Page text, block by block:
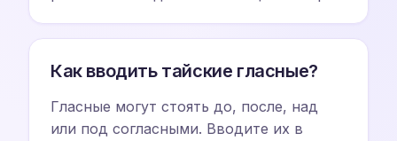
Как вводить тайские гласные?
Гласные могут стоять до, после, над
или под согласными. Вводите их в